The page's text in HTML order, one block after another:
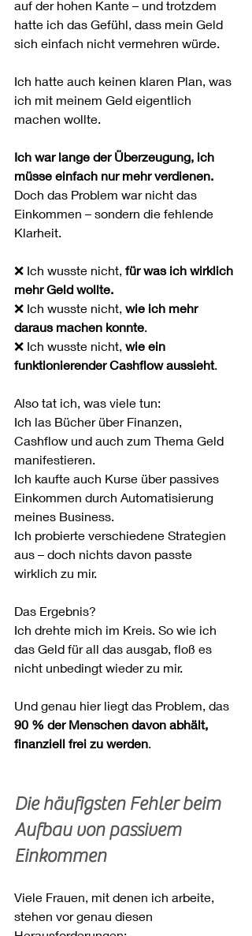
auf der hohen Kante – und trotzdem
hatte ich das Gefühl, dass mein Geld
sich einfach nicht vermehren würde.
Ich hatte auch keinen klaren Plan, was
ich mit meinem Geld eigentlich
machen wollte.
Ich war lange der Überzeugung, ich
müsse einfach nur mehr verdienen.
Doch das Problem war nicht das
Einkommen – sondern die fehlende
Klarheit.
❌ Ich wusste nicht, für was ich wirklich
mehr Geld wollte.
❌ Ich wusste nicht, wie ich mehr
daraus machen konnte
❌ Ich wusste nicht, wie ein
funktionierender Cashflow aussieht.
Also tat ich, was viele tun:
Ich las Bücher über Finanzen,
Cashflow und auch zum Thema Geld
manifestieren.
Ich kaufte auch Kurse über passives
Einkommen durch Automatisierung
meines Business.
Ich probierte verschiedene Strategien
aus – doch nichts davon passte
wirklich zu mir.
Das Ergebnis?
Ich drehte mich im Kreis. So wie ich
das Geld für all das ausgab, floß es
nicht unbedingt wieder zu mir.
Und genau hier liegt das Problem, das
90 % der Menschen davon abhält,
finanziell frei zu werden
Die häufigsten Fehler beim
Aufbau von passivem
Einkommen
Viele Frauen, mit denen ich arbeite,
stehen vor genau diesen